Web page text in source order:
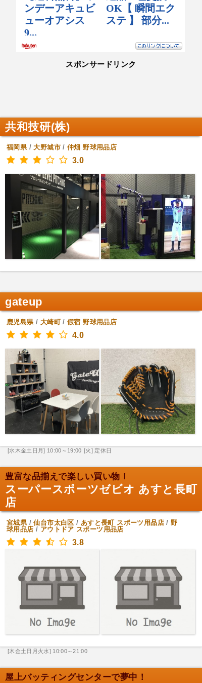
スポンサードリンク
共和技研(株)
福岡県/大野城市/仲畑 野球用品店
3.0
gateup
鹿児島県/ 大崎町/假宿 野球用品店
4.0
[水木金土日月] 10:00～19:00 [火] 定休日
豊富な品揃えで楽しい買い物！
スーパースポーツゼビオ あすと長町
店
宮城県/仙台市太白区 / あすと長町 スポーツ用品店/野
球用品店 / アウトドア スポーツ用品店
3.8
[木金土日月火水] 10:00～21:00
屋上バッティングセンターで夢中！